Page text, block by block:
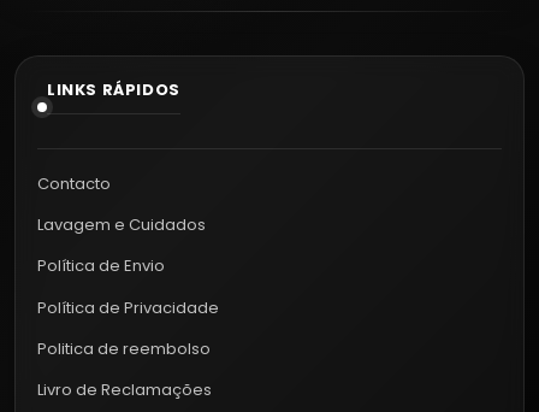
LINKS RÁPIDOS
Contacto
Lavagem e Cuidados
Política de Envio
Política de Privacidade
Politica de reembolso
Livro de Reclamações